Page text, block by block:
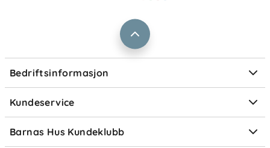
Bedriftsinformasjon
Størrelsesguider
Kundeservice
Ofte stilte spørsmål
Om Klarna
Barnas Hus Kundeklubb
Medlemsvilkår